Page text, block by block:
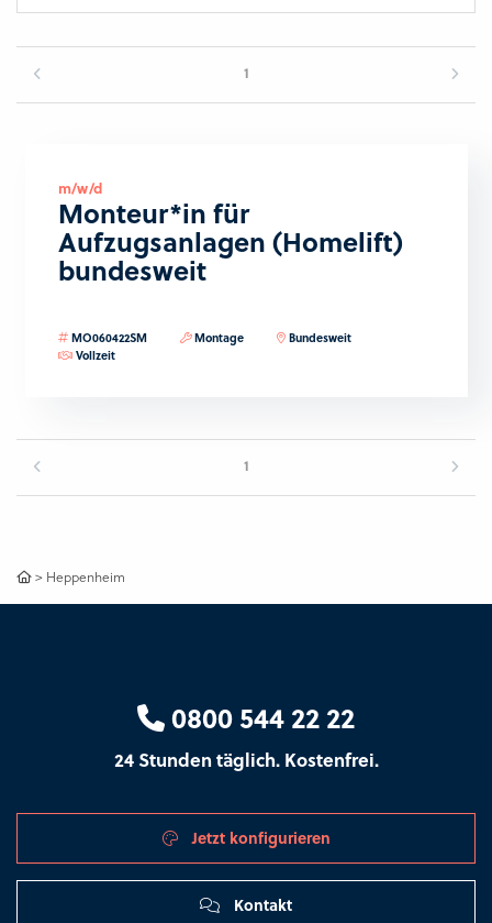
1
m/w/d
Monteur*in für
Aufzugsanlagen (Homelift)
bundesweit
MO060422SM Montage
Bundesweit
Vollzeit
1
> Heppenheim
0800 544 22 22
24 Stunden täglich. Kostenfrei.
Jetzt konfigurieren
Kontakt